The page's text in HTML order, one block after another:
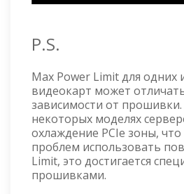
P.S.
Max Power Limit для одних
видеокарт может
зависимости от
некоторых моделях
охлаждение PCIe зоны, что
проблем использовать
Limit, это достигается
прошивками.